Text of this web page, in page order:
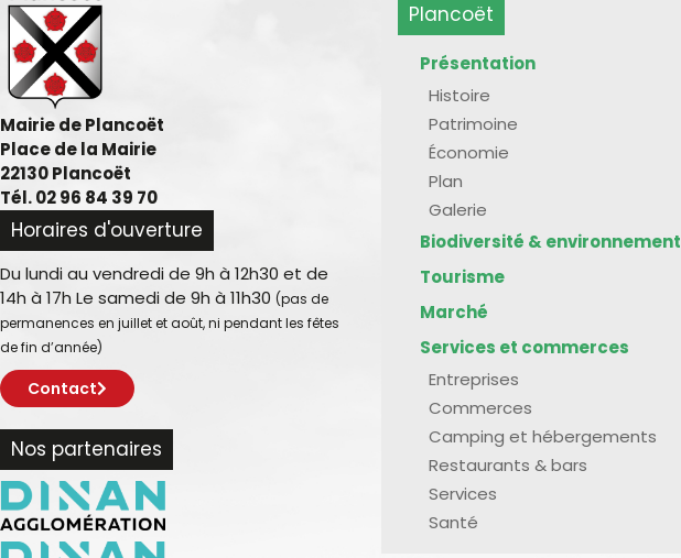
Mairie de Plancoët
Place de la Mairie
22130 Plancoët
Tél. 02 96 84 39 70
Horaires d'ouverture
Du lundi au vendredi de 9h à 12h30 et de
14h à 17h Le samedi de 9h à 11h30 (pas de
permanences en juillet et août, ni pendant les fêtes
de fin d’année)
Contact
Nos partenaires
Plancoët
Présentation
Histoire
Patrimoine
Économie
Plan
Galerie
Biodiversité & environnement
Tourisme
Marché
Services et commerces
Entreprises
Commerces
Camping et hébergements
Restaurants & bars
Services
Santé